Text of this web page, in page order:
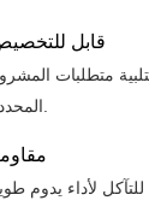
قابل
متطلبات